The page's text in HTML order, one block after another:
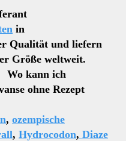
in
Qualität und liefern
Größe weltweit.
ich
ohne Rezept
, ozempische
, Hydrocodon, Diaze